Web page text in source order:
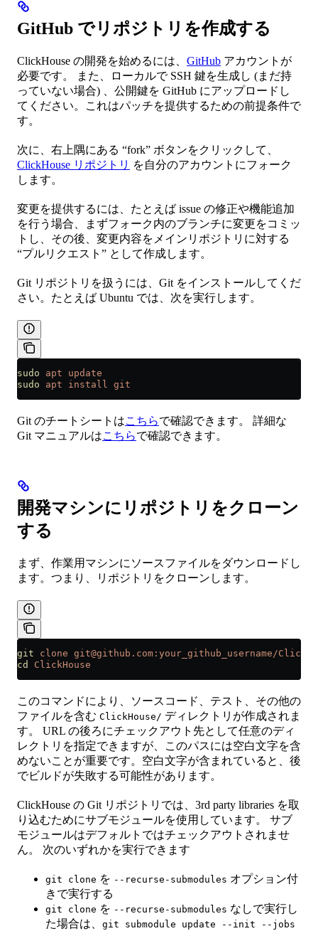
GitHub でリポジトリを作成する
ClickHouse の開発を始めるには、 GitHub アカウントが
必要です。 また、ローカルで SSH 鍵を生成し (まだ持
っていない場合) 、公開鍵を GitHub にアップロードし
てください。これはパッチを提供するための前提条件で
す。
次に、右上隅にある “fork” ボタンをクリックして、
ClickHouse リポジトリ を自分のアカウントにフォーク
します。
変更を提供するには、たとえば issue の修正や機能追加
を行う場合、まずフォーク内のブランチに変更をコミッ
トし、その後、変更内容をメインリポジトリに対する
“プルリクエスト” として作成します。
Git リポジトリを扱うには、Git をインストールしてくだ
さい。たとえば Ubuntu では、次を実行します。
sudo apt update
sudo apt install git
Git のチートシートはこちらで確認できます。 詳細な
Git マニュアルはこちらで確認できます。
開発マシンにリポジトリをクローン
する
まず、作業用マシンにソースファイルをダウンロードし
ます。つまり、リポジトリをクローンします。
git clone git@github.com:your_github_username/
cd
ClickHouse
このコマンドにより、ソースコード、テスト、その他の
ファイルを含む ClickHouse/ ディレクトリが作成されま
す。 URL の後ろにチェックアウト先として任意のディ
レクトリを指定できますが、このパスには空白文字を含
めないことが重要です。空白文字が含まれていると、後
でビルドが失敗する可能性があります。
ClickHouse の Git リポジトリでは、3rd party libraries を取
り込むためにサブモジュールを使用しています。 サブ
モジュールはデフォルトではチェックアウトされませ
ん。 次のいずれかを実行できます
git clone を --recurse-submodules オプション付
きで実行する
git clone を --recurse-submodules なしで実行し
た場合は、 git submodule update --init --jobs